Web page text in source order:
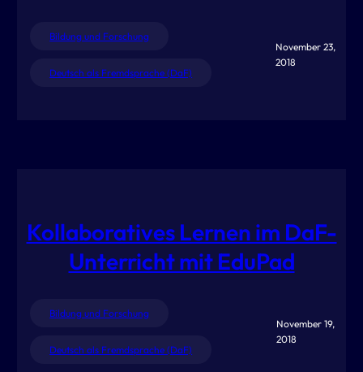
Bildung und Forschung
Deutsch als Fremdsprache (DaF)
November 23,
2018
Kollaboratives Lernen im DaF-
Unterricht mit EduPad
Bildung und Forschung
Deutsch als Fremdsprache (DaF)
November 19,
2018